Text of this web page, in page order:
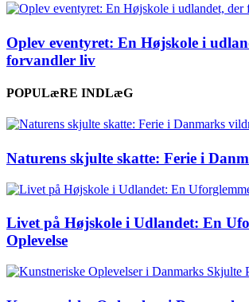
Oplev eventyret: En Højskole i
forvandler liv
POPULæRE INDLæG
Naturens skjulte skatte: Ferie i
Livet på Højskole i Udlandet: En
Oplevelse